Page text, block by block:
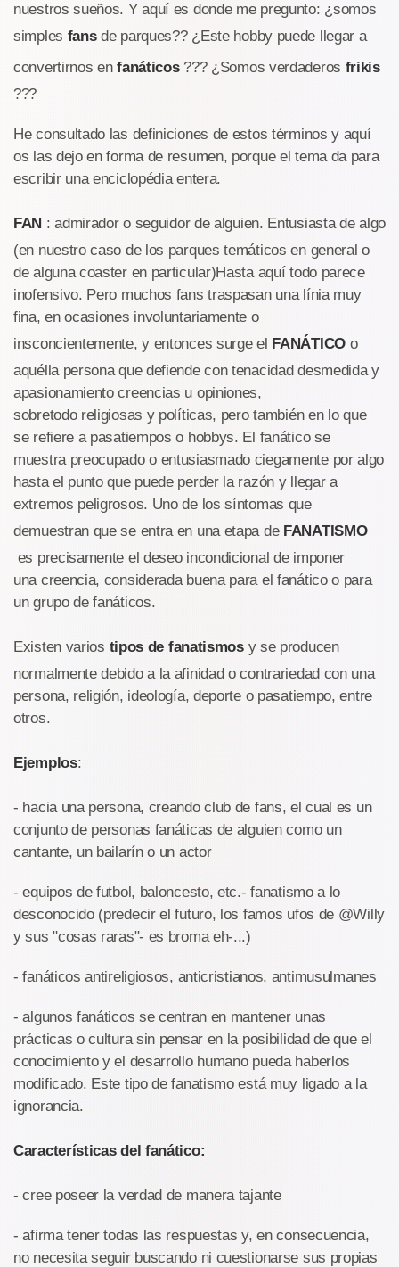
nuestros sueños. Y aquí es donde me pregunto: ¿somos
simples fansde parques?? ¿Este hobby puede llegar a
convertirnos enfanáticos??? ¿Somos verdaderos frikis
???
He consultado las definiciones de estos términos y aquí
os las dejo en forma de resumen, porque el tema da para
escribir una enciclopédia entera.
FAN : admirador o seguidor de alguien. Entusiasta de algo
(en nuestro caso de los parques temáticos en general o
de alguna coaster en particular)Hasta aquí todo parece
inofensivo. Pero muchos fans traspasan una línia muy
fina, en ocasiones involuntariamente o
insconcientemente, y entonces surge el FANÁTICOo
aquélla persona que defiende con tenacidad desmedida y
apasionamiento creencias u opiniones,
sobretodo religiosas y políticas, pero también en lo que
se refiere a pasatiempos o hobbys. El fanático se
muestra preocupado o entusiasmado ciegamente por algo
hasta el punto que puede perder la razón y llegar a
extremos peligrosos. Uno de los síntomas que
demuestran que se entra en una etapa de FANATISMO
es precisamente el deseo incondicional de imponer
una creencia, considerada buena para el fanático o para
un grupo de fanáticos.
Existen varios tipos de fanatismosy se producen
normalmente debido a la afinidad o contrariedad con una
persona, religión, ideología, deporte o pasatiempo, entre
otros.
Ejemplos:
- hacia una persona, creando club de fans, el cual es un
conjunto de personas fanáticas de alguien como un
cantante, un bailarín o un actor
- equipos de futbol, baloncesto, etc.- fanatismo a lo
desconocido (predecir el futuro, los famos ufos de @Willy
y sus "cosas raras"- es broma eh-...)
- fanáticos antireligiosos, anticristianos, antimusulmanes
- algunos fanáticos se centran en mantener unas
prácticas o cultura sin pensar en la posibilidad de que el
conocimiento y el desarrollo humano pueda haberlos
modificado. Este tipo de fanatismo está muy ligado a la
ignorancia.
Características del fanático:
- cree poseer la verdad de manera tajante
- afirma tener todas las respuestas y, en consecuencia,
no necesita seguir buscando ni cuestionarse sus propias